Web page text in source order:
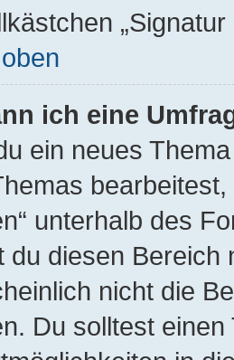
ich eine
ein neues
unterhalb des
du diesen
nicht die
Du solltest